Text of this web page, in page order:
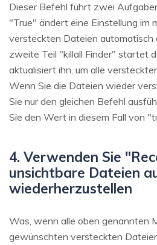
Dieser Befehl führt zwei
"True" ändert eine Einstellung im
versteckten Dateien automatisch
zweite Teil "killall Finder" startet
aktualisiert ihn, um alle
Wenn Sie die Dateien wieder
Sie nur den gleichen Befehl
Sie den Wert in diesem Fall von
4. Verwenden Sie
unsichtbare Dateien
wiederherzustellen
Was, wenn alle oben genannten
gewünschten versteckten